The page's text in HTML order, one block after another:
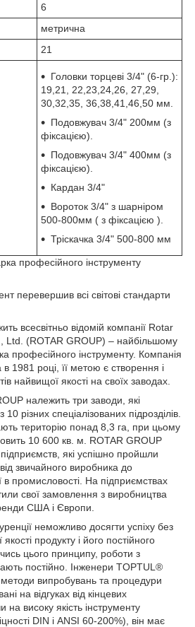
6
метрична
21
Головки торцеві 3/4" (6-гр.):
19,21, 22,23,24,26, 27,29,
30,32,35, 36,38,41,46,50 мм.
Подовжувач 3/4" 200мм (з
фіксацією).
Подовжувач 3/4" 400мм (з
фіксацією).
Кардан 3/4"
Вороток 3/4" з шарніром
500-800мм ( з фіксацією ).
Тріскачка 3/4" 500-800 мм
професійного інструменту
перевершив всі світові стандарти
всесвітньо відомій компанії Rotar
Ltd. (ROTAR GROUP) – найбільшому
професійного інструменту. Компанія
1981 році, її метою є створення і
найвищої якості на своїх заводах.
належить три заводи, які
різних спеціалізованих підрозділів.
територію понад 8,3 га, при цьому
10 600 кв. м. ROTAR GROUP
які успішно пройшли
звичайного виробника до
в промисловості. На підприємствах
свої замовлення з виробництва
США і Європи.
неможливо досягти успіху без
продукту і його постійного
цього принципу, роботи з
постійно. Інженери TOPTUL®
методи випробувань та процедури
на відгуках від кінцевих
високу якість інструменту
DIN і ANSI 60-200%), він має